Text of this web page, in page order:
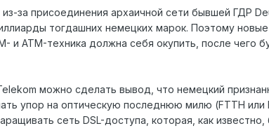
за присоединения архаичной сети бывшей ГДР
тогдашних немецких марок. Поэтому
и ATM-техника должна себя окупить, после чего
можно сделать вывод, что немецкий
упор на оптическую последнюю милю (FTTH
сеть DSL-доступа, которая, как